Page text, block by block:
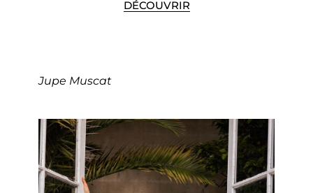
DÉCOUVRIR
Jupe Muscat